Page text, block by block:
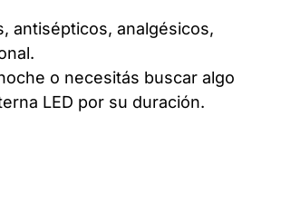
antisépticos, analgésicos,
o necesitás buscar algo
LED por su duración.